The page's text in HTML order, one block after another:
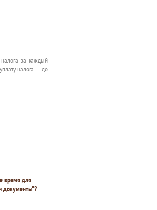
за каждый
налога — до
время для
документы"?